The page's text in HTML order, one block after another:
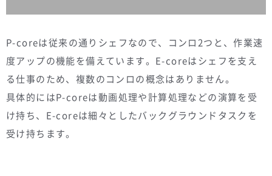
P-coreは従来の通りシェフなので、コンロ2つと、作業速
度アップの機能を備えています。E-coreはシェフを支え
る仕事のため、複数のコンロの概念はありません。
具体的にはP-coreは動画処理や計算処理などの演算を受
け持ち、E-coreは細々としたバックグラウンドタスクを
受け持ちます。